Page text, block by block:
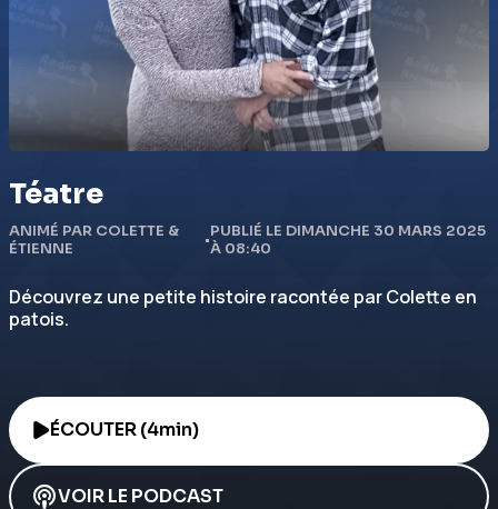
Téatre
ANIMÉ PAR COLETTE &
ÉTIENNE
•PUBLIÉ LE DIMANCHE 30 MARS 2025
À 08:40
Découvrez une petite histoire racontée par Colette en
patois.
ÉCOUTER (4min)
VOIR LE PODCAST